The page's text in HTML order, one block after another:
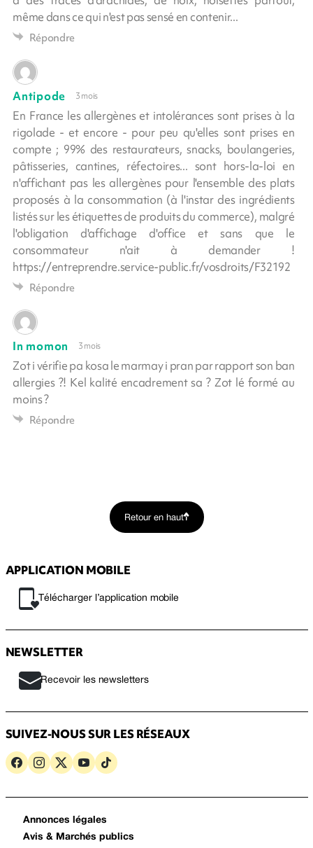
même dans ce qui n'est pas sensé en contenir...
Répondre
Antipode 3 mois
En France les allergènes et intolérances sont prises à la
rigolade - et encore - pour peu qu'elles sont prises en
compte ; 99% des restaurateurs, snacks, boulangeries,
pâtisseries, cantines, réfectoires... sont hors-la-loi en
n'affichant pas les allergènes pour l'ensemble des plats
proposés à la consommation (à l'instar des ingrédients
listés sur les étiquettes de produits du commerce), malgré
l'obligation d'affichage d'office et sans que le
consommateur n'ait à demander !
https://entreprendre.service-public.fr/vosdroits/F32192
Répondre
In momon 3 mois
Zot i vérifie pa kosa le marmay i pran par rapport son ban
allergies ?! Kel kalité encadrement sa ? Zot lé formé au
moins ?
Répondre
Retour en haut
APPLICATION MOBILE
Télécharger l’application mobile
NEWSLETTER
Recevoir les newsletters
SUIVEZ-NOUS SUR LES RÉSEAUX
Annonces légales
Avis & Marchés publics